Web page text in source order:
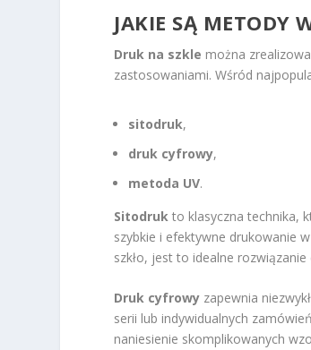
JAKIE SĄ METODY
Druk na szkle można
zastosowaniami. Wśród
sitodruk,
druk cyfrowy,
metoda UV.
Sitodruk to klasyczna technika,
szybkie i efektywne drukowanie
szkło, jest to idealne
Druk cyfrowy zapewnia
serii lub indywidualnych
naniesienie skomplikowanych